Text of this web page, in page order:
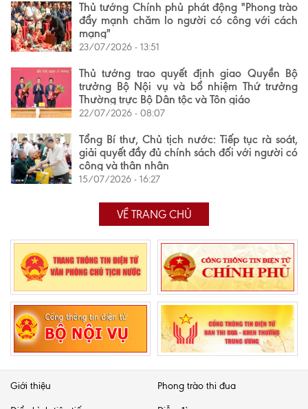
Thủ tướng Chính phủ phát động "Phong trào
đẩy mạnh chăm lo người có công với cách
mạng"
23/07/2026 - 13:51
Thủ tướng trao quyết định giao Quyền Bộ
trưởng Bộ Nội vụ và bổ nhiệm Thứ trưởng
Thường trực Bộ Dân tộc và Tôn giáo
22/07/2026 - 08:07
Tổng Bí thư, Chủ tịch nước: Tiếp tục rà soát,
giải quyết đầy đủ chính sách đối với người có
công và thân nhân
15/07/2026 - 16:27
VỀ TRANG CHỦ
Giới thiệu Phong trào thi đua